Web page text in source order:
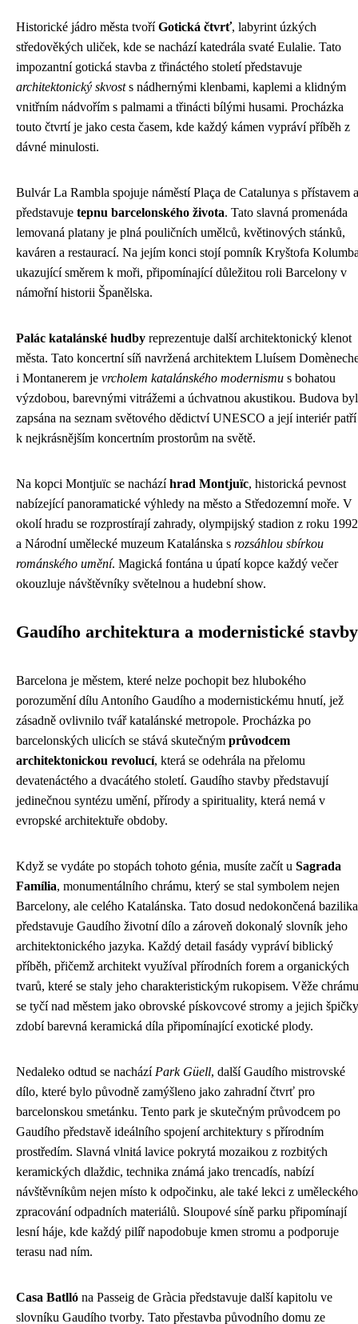
Historické jádro města tvoříGotická čtvrť, labyrint úzkých
středověkých uliček, kde se nachází katedrála svaté Eulalie. Tato
impozantní gotická stavba z třináctého století představuje
architektonický skvosts nádhernými klenbami, kaplemi a klidným
vnitřním nádvořím s palmami a třinácti bílými husami. Procházka
touto čtvrtí je jako cesta časem, kde každý kámen vypráví příběh z
dávné minulosti.
Bulvár La Rambla spojuje náměstí Plaça de Catalunya s přístavem a
představuje tepnu barcelonského života. Tato slavná promenáda
lemovaná platany je plná pouličních umělců, květinových stánků,
kaváren a restaurací. Na jejím konci stojí pomník Kryštofa
ukazující směrem k moři, připomínající důležitou roli Barcelony v
námořní historii Španělska.
Palác katalánské hudby reprezentuje další architektonický klenot
města. Tato koncertní síň navržená architektem Lluísem
i Montanerem je vrcholem katalánského modernismu s bohatou
výzdobou, barevnými vitrážemi a úchvatnou akustikou. Budova
zapsána na seznam světového dědictví UNESCO a její interiér patří
k nejkrásnějším koncertním prostorům na světě.
Na kopci Montjuïc se nacházíhrad Montjuïc, historická pevnost
nabízející panoramatické výhledy na město a Středozemní moře. V
okolí hradu se rozprostírají zahrady, olympijský stadion z roku 1992
a Národní umělecké muzeum Katalánska s rozsáhlou sbírkou
románského umění. Magická fontána u úpatí kopce každý večer
okouzluje návštěvníky světelnou a hudební show.
Gaudího architektura a modernistické stavby
Barcelona je městem, které nelze pochopit bez hlubokého
porozumění dílu Antoního Gaudího a modernistickému hnutí, jež
zásadně ovlivnilo tvář katalánské metropole. Procházka po
barcelonských ulicích se stává skutečným průvodcem
architektonickou revolucí, která se odehrála na přelomu
devatenáctého a dvacátého století. Gaudího stavby představují
jedinečnou syntézu umění, přírody a spirituality, která nemá v
evropské architektuře obdoby.
Když se vydáte po stopách tohoto génia, musíte začít u Sagrada
Família, monumentálního chrámu, který se stal symbolem nejen
Barcelony, ale celého Katalánska. Tato dosud nedokončená bazilika
představuje Gaudího životní dílo a zároveň dokonalý slovník jeho
architektonického jazyka. Každý detail fasády vypráví biblický
příběh, přičemž architekt využíval přírodních forem a organických
tvarů, které se staly jeho charakteristickým rukopisem. Věže chrámu
se tyčí nad městem jako obrovské pískovcové stromy a jejich špičky
zdobí barevná keramická díla připomínající exotické plody.
Nedaleko odtud se nachází Park Güell, další Gaudího mistrovské
dílo, které bylo původně zamýšleno jako zahradní čtvrť pro
barcelonskou smetánku. Tento park je skutečným průvodcem po
Gaudího představě ideálního spojení architektury s přírodním
prostředím. Slavná vlnitá lavice pokrytá mozaikou z rozbitých
keramických dlaždic, technika známá jako trencadís, nabízí
návštěvníkům nejen místo k odpočinku, ale také lekci z uměleckého
zpracování odpadních materiálů. Sloupové síně parku připomínají
lesní háje, kde každý pilíř napodobuje kmen stromu a podporuje
terasu nad ním.
Casa Batlló na Passeig de Gràcia představuje další kapitolu ve
slovníku Gaudího tvorby. Tato přestavba původního domu ze